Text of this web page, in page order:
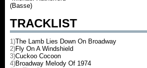
(Basse)
TRACKLIST
1)The Lamb Lies Down On Broadway
2)Fly On A Windshield
3)Cuckoo Cocoon
4)Broadway Melody Of 1974